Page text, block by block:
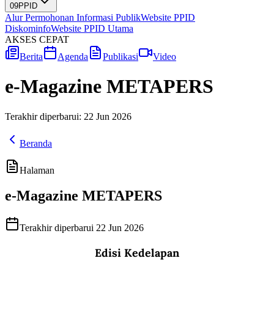
09PPID
Alur Permohonan Informasi PublikWebsite PPID
DiskominfoWebsite PPID Utama
AKSES CEPAT
Berita
Agenda Publikasi Video
e-Magazine METAPERS
Terakhir diperbarui: 22 Jun 2026
Beranda
Halaman
e-Magazine METAPERS
Terakhir diperbarui 22 Jun 2026
Edisi Kedelapan